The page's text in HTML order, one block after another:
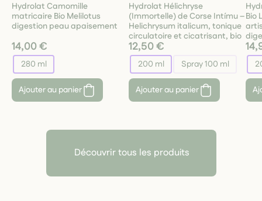
Hydrolat Camomille
matricaire Bio Melilotus
digestion peau apaisement
14,00 €
280 ml
Ajouter au panier
Hydrolat Hélichryse
(Immortelle) de Corse Intímu –
Helichrysum italicum, tonique
circulatoire et cicatrisant, bio
12,50 €
200 ml Spray 100 ml
Ajouter au panier
Bio
Découvrir tous les produits